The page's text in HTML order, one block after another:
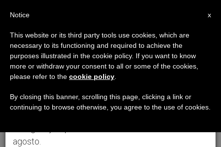
×
Aviso importante
Del 27 de julio al 7 de agosto haremos la pausa
anual, aprovechando que en el periodo de verano
se generan menos informaciones y también el
agosto.
x
Notice
This website or its third party tools use cookies, which are
necessary to its functioning and required to achieve the
purposes illustrated in the cookie policy. If you want to know
more or withdraw your consent to all or some of the cookies,
please refer to the cookie policy
By closing this banner, scrolling this page, clicking a link or
continuing to browse otherwise, you agree to the use of cookies.